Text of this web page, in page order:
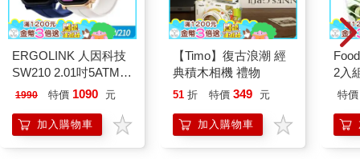
ERGOLINK 人因科技
SW210 2.01吋5ATM游
泳心率血氧藍牙通話腕
1990 特價 1090 元
加入購物車
【Timo】復古浪潮 經
典積木相機 禮物
51 折 特價 349 元
加入購物車
2入
特價